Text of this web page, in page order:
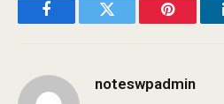
FacebookTwitter Pinterest
noteswpadmin